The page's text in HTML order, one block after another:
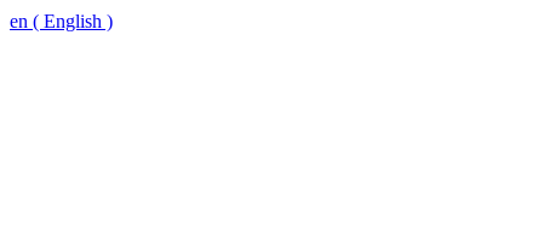
en ( English )